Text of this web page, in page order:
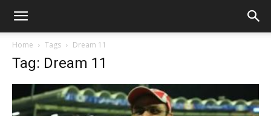
Home Tags Dream 11
Tag: Dream 11